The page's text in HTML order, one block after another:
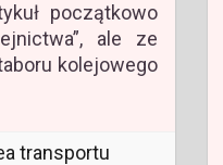
początkowo
ale ze
kolejowego
transportu